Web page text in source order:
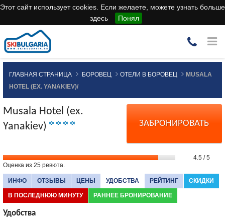
Этот сайт использует cookies. Если желаете, можете узнать больше
здесь
Понял
ГЛАВНАЯ СТРАНИЦА БОРОВЕЦ ОТЕЛИ В БОРОВЕЦ
MUSALA
HOTEL (EX. YANAKIEV)/
ЗАБРОНИРОВАТЬ
Musala Hotel (ex.
Yanakiev)
4.5 / 5
Оценка из 25 ревюта.
ИНФО ОТЗЫВЫ ЦЕНЫ УДОБСТВА РЕЙТИНГ СКИДКИ
В ПОСЛЕДНЮЮ МИНУТУ РАННЕЕ БРОНИРОВАНИЕ
Удобства